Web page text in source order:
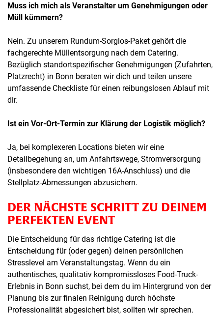
Muss ich mich als Veranstalter um Genehmigungen oder
Müll kümmern?
Nein. Zu unserem Rundum-Sorglos-Paket gehört die
fachgerechte Müllentsorgung nach dem Catering.
Bezüglich standortspezifischer Genehmigungen (Zufahrten,
Platzrecht) in Bonn beraten wir dich und teilen unsere
umfassende Checkliste für einen reibungslosen Ablauf mit
dir.
Ist ein Vor-Ort-Termin zur Klärung der Logistik möglich?
Ja, bei komplexeren Locations bieten wir eine
Detailbegehung an, um Anfahrtswege, Stromversorgung
(insbesondere den wichtigen 16A-Anschluss) und die
Stellplatz-Abmessungen abzusichern.
DER NÄCHSTE SCHRITT ZU DEINEM
PERFEKTEN EVENT
Die Entscheidung für das richtige Catering ist die
Entscheidung für (oder gegen) deinen persönlichen
Stresslevel am Veranstaltungstag. Wenn du ein
authentisches, qualitativ kompromissloses Food-Truck-
Erlebnis in Bonn suchst, bei dem du im Hintergrund von der
Planung bis zur finalen Reinigung durch höchste
Professionalität abgesichert bist, sollten wir sprechen.